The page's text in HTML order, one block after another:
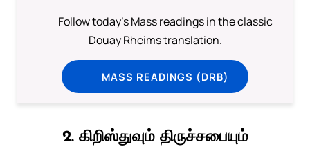
Follow today's Mass readings in the classic
Douay Rheims translation.
MASS READINGS (DRB)
2. கிறிஸ்துவும் திருச்சபையும்